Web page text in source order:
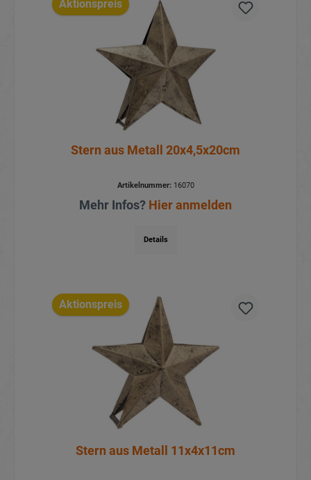
Aktionspreis
Stern aus Metall 20x4,5x20cm
Artikelnummer:16070
Mehr Infos? Hier anmelden
Details
Aktionspreis
Stern aus Metall 11x4x11cm